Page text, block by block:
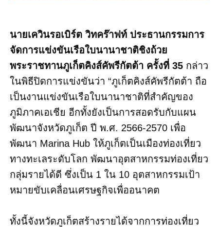
นายเควินรอเบิร์ต วิทคร๊าฟท์ ประธานกรรมการ
จัดการแข่งขันเรือใบนานาชาติชิงถ้วย
พระราชทานภูเก็ตคิงส์คัพรีกัตต้า ครั้งที่ 35 กล่าว
ในพิธีปิดการแข่งขันว่า “ภูเก็ตคิงส์คัพรีกัตต้า ถือ
เป็นงานแข่งขันเรือใบนานาชาติที่สำคัญของ
ภูมิภาคเอเชีย อีกทั้งยังเป็นการสอดรับกับแผน
พัฒนาจังหวัดภูเก็ต ปี พ.ศ. 2566-2570 เพื่อ
พัฒนา Marina Hub ให้ภูเก็ตเป็นเมืองท่องเที่ยว
ทางทะเลระดับโลก พัฒนาอุตสาหกรรมท่องเที่ยว
กลุ่มรายได้ดี ซึ่งเป็น 1 ใน 10 อุตสาหกรรมเป้า
หมายขับเคลื่อนเศรษฐกิจเพื่ออนาคต
ทั้งนี้จังหวัดภูเก็ตสร้างรายได้จากการท่องเที่ยว